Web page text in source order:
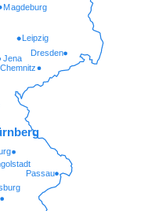
Passau
Chemnitz
Jena
Dresden
Magdeburg
Leipzig